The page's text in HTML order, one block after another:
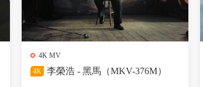
4K MV
4K
李榮浩 - 黑馬（MKV-376M）